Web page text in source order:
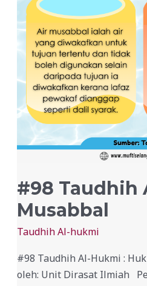
#98 Taudhih
Musabbal
Taudhih Al-hukmi
#98 Taudhih Al-Hukmi :
oleh: Unit Dirasat Ilmiah